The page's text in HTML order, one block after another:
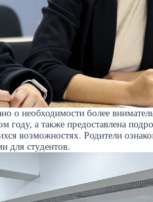
о необходимости более
году, а также предоставлена
возможностях. Родители
для студентов.